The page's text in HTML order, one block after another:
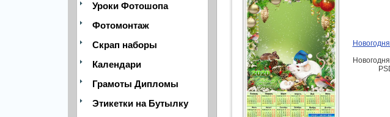
Уроки Фотошопа
Фотомонтаж
Скрап наборы
Календари
Грамоты Дипломы
Этикетки на Бутылку